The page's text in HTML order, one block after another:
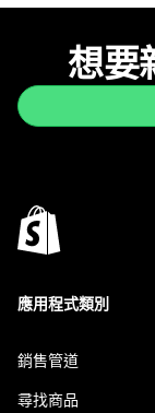
想要
應用程式類別
銷售管道
尋找商品